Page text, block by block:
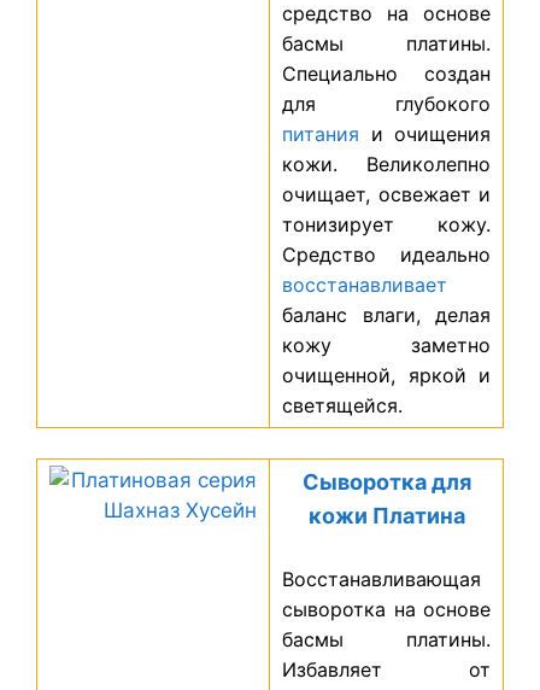
средство на основе
басмы платины.
Специально создан
для глубокого
питания и очищения
кожи. Великолепно
очищает, освежает и
тонизирует кожу.
Средство идеально
восстанавливает
баланс влаги, делая
кожу заметно
очищенной, яркой и
светящейся.
Сыворотка для
кожи Платина
Восстанавливающая
сыворотка на основе
басмы платины.
Избавляет от